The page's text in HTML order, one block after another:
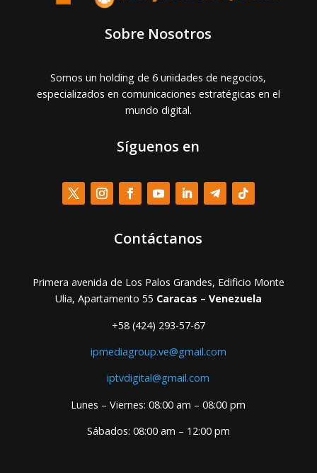
Sobre Nosotros
Somos un holding de 6 unidades de negocios,
especializados en comunicaciones estratégicas en el
mundo digital.
Síguenos en
Contáctanos
Primera avenida de Los Palos Grandes, Edificio Monte
Ulia, Apartamento 55 Caracas – Venezuela
+58 (424) 293-57-67
ipmediagroup.ve@gmail.com
iptvdigital@gmail.com
Lunes – Viernes: 08:00 am – 08:00 pm
Sábados: 08:00 am – 12:00 pm